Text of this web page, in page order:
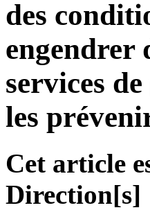
des
engendrer
services
les
Cet article
Direction[s]